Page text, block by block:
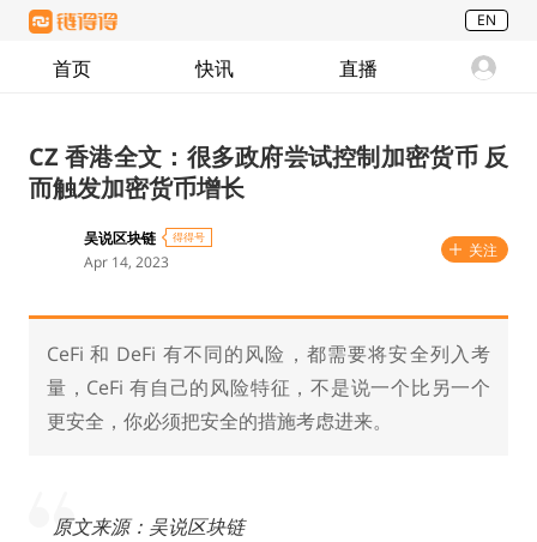
EN
首页 快讯 直播
CZ 香港全文：很多政府尝试控制加密货币 反
而触发加密货币增长
吴说区块链 得得号
Apr 14, 2023
关注
CeFi 和 DeFi 有不同的风险，都需要将安全列入考
量，CeFi 有自己的风险特征，不是说一个比另一个
更安全，你必须把安全的措施考虑进来。
原文来源：吴说区块链